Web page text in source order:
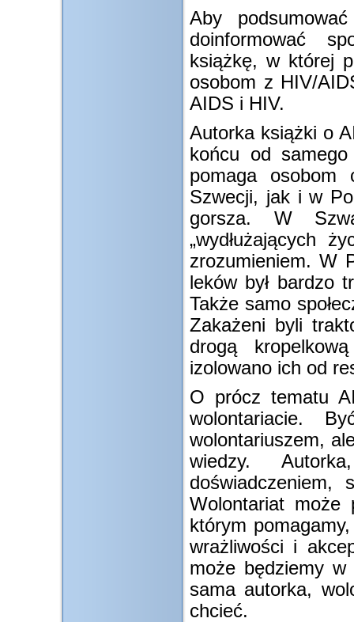
Aby
doinformować
książkę, w której
osobom z HIV/
AIDS i HIV.
Autorka książki o
końcu od
pomaga osobom
Szwecji, jak i w
gorsza. W
„wydłużających
zrozumieniem. W
leków był bardzo
Także samo
Zakażeni byli
drogą
izolowano ich od
O prócz tematu
wolontariacie.
wolontariuszem,
wiedzy.
doświadczeniem,
Wolontariat może
którym
wrażliwości i
może będziemy
sama autorka,
chcieć.